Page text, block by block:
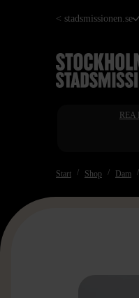
Hoppa< stadsmissionen.se
REA
Start Shop Dam